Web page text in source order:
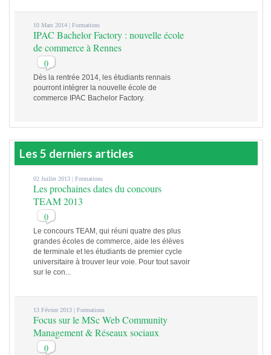
10 Mars 2014 |Formations
IPAC Bachelor Factory : nouvelle école
de commerce à Rennes
0
Dès la rentrée 2014, les étudiants rennais
pourront intégrer la nouvelle école de
commerce IPAC Bachelor Factory.
Les 5 derniers articles
02 Juillet 2013 |Formations
Les prochaines dates du concours
TEAM 2013
0
Le concours TEAM, qui réuni quatre des plus
grandes écoles de commerce, aide les élèves
de terminale et les étudiants de premier cycle
universitaire à trouver leur voie. Pour tout savoir
sur le con...
13 Février 2013 |Formations
Focus sur le MSc Web Community
Management & Réseaux sociaux
0